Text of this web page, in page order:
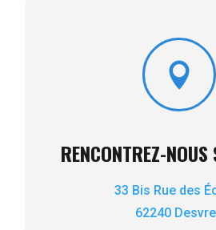

RENCONTREZ-
33 Bis Rue des
62240